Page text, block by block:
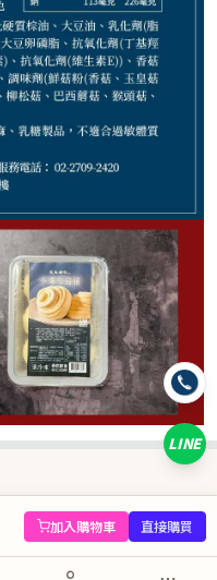
加入購物車 直接購買
直接購買
LINE